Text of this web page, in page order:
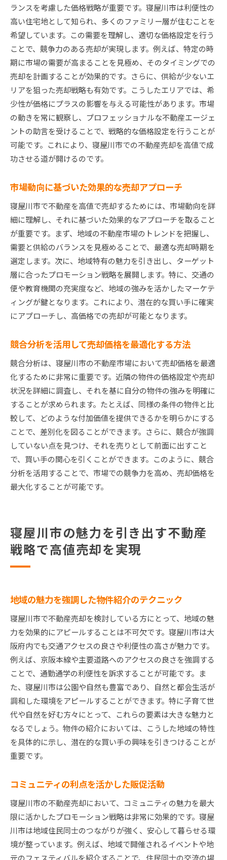
ランスを考慮した価格戦略が重要です。寝屋川市は利便性の
高い住宅地として知られ、多くのファミリー層が住むことを
希望しています。この需要を理解し、適切な価格設定を行う
ことで、競争力のある売却が実現します。例えば、特定の時
期に市場の需要が高まることを見極め、そのタイミングでの
売却を計画することが効果的です。さらに、供給が少ないエ
リアを狙った売却戦略も有効です。こうしたエリアでは、希
少性が価格にプラスの影響を与える可能性があります。市場
の動きを常に観察し、プロフェッショナルな不動産エージェ
ントの助言を受けることで、戦略的な価格設定を行うことが
可能です。これにより、寝屋川市での不動産売却を高値で成
功させる道が開けるのです。
市場動向に基づいた効果的な売却アプローチ
寝屋川市で不動産を高値で売却するためには、市場動向を詳
細に理解し、それに基づいた効果的なアプローチを取ること
が重要です。まず、地域の不動産市場のトレンドを把握し、
需要と供給のバランスを見極めることで、最適な売却時期を
選定します。次に、地域特有の魅力を引き出し、ターゲット
層に合ったプロモーション戦略を展開します。特に、交通の
便や教育機関の充実度など、地域の強みを活かしたマーケテ
ィングが鍵となります。これにより、潜在的な買い手に確実
にアプローチし、高価格での売却が可能となります。
競合分析を活用して売却価格を最適化する方法
競合分析は、寝屋川市の不動産市場において売却価格を最適
化するために非常に重要です。近隣の物件の価格設定や売却
状況を詳細に調査し、それを基に自分の物件の強みを明確に
することが求められます。たとえば、同様の条件の物件と比
較して、どのような付加価値を提供できるかを明らかにする
ことで、差別化を図ることができます。さらに、競合が強調
していない点を見つけ、それを売りとして前面に出すこと
で、買い手の関心を引くことができます。このように、競合
分析を活用することで、市場での競争力を高め、売却価格を
最大化することが可能です。
寝屋川市の魅力を引き出す不動産
戦略で高値売却を実現
地域の魅力を強調した物件紹介のテクニック
寝屋川市で不動産売却を検討している方にとって、地域の魅
力を効果的にアピールすることは不可欠です。寝屋川市は大
阪府内でも交通アクセスの良さや利便性の高さが魅力です。
例えば、京阪本線や主要道路へのアクセスの良さを強調する
ことで、通勤通学の利便性を訴求することが可能です。ま
た、寝屋川市は公園や自然も豊富であり、自然と都会生活が
調和した環境をアピールすることができます。特に子育て世
代や自然を好む方々にとって、これらの要素は大きな魅力と
なるでしょう。物件の紹介においては、こうした地域の特性
を具体的に示し、潜在的な買い手の興味を引きつけることが
重要です。
コミュニティの利点を活かした販促活動
寝屋川市の不動産売却において、コミュニティの魅力を最大
限に活かしたプロモーション戦略は非常に効果的です。寝屋
川市は地域住民同士のつながりが強く、安心して暮らせる環
境が整っています。例えば、地域で開催されるイベントや地
元のフェスティバルを紹介することで、住民同士の交流の場